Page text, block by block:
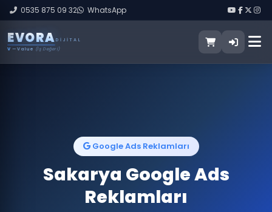
0535 875 09 32 WhatsApp
EVORA DIJITAL
V — Value (İş Değeri)
Google Ads Reklamları
Sakarya Google Ads
Reklamları